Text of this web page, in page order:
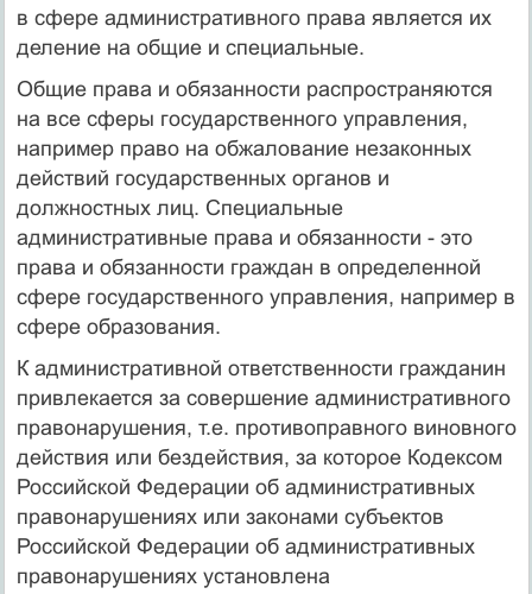
в сфере административного права является их
деление на общие и специальные.
Общие права и обязанности распространяются
на все сферы государственного управления,
например право на обжалование незаконных
действий государственных органов и
должностных лиц. Специальные
административные права и обязанности - это
права и обязанности граждан в определенной
сфере государственного управления, например в
сфере образования.
К административной ответственности гражданин
привлекается за совершение административного
правонарушения, т.е. противоправного виновного
действия или бездействия, за которое Кодексом
Российской Федерации об административных
правонарушениях или законами субъектов
Российской Федерации об административных
правонарушениях установлена